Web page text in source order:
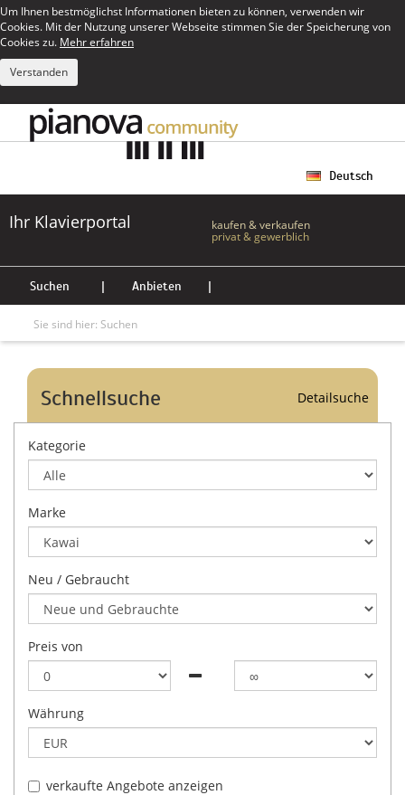
Um Ihnen bestmöglichst Informationen bieten zu können, verwenden wir
Cookies. Mit der Nutzung unserer Webseite stimmen Sie der Speicherung von
Cookies zu. Mehr erfahren
Verstanden
Deutsch
Ihr Klavierportal kaufen & verkaufen
privat & gewerblich
Suchen | Anbieten |
Sie sind hier: Suchen
Schnellsuche Detailsuche
Kategorie
Marke
Neu / Gebraucht
Preis von
Währung
verkaufte Angebote anzeigen